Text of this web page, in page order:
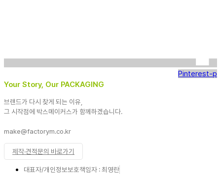
Pinterest-p
Your Story, Our PACKAGING
브랜드가 다시 찾게 되는 이유,
그 시작점에 박스메이커스가 함께하겠습니다.
make@factorym.co.kr
제작·견적문의 바로가기
대표자/개인정보보호책임자 : 최영란